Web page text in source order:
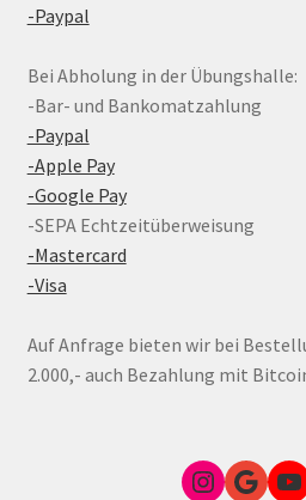
-Paypal
Bei Abholung in der Übungshalle:
-Bar- und Bankomatzahlung
-Paypal
-Apple Pay
-Google Pay
-SEPA Echtzeitüberweisung
-Mastercard
-Visa
Auf Anfrage bieten wir bei
2.000,- auch Bezahlung mit
Google Link zum FunShop Wien